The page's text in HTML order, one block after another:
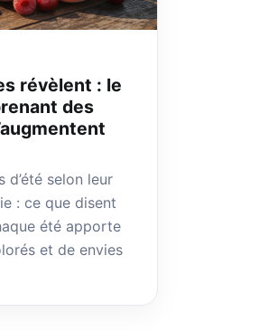
révèlent : le
des
d’été selon leur
: ce que disent
été apporte
et de envies